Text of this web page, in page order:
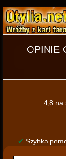
OPINIE
4,8 na
✔ Szybka